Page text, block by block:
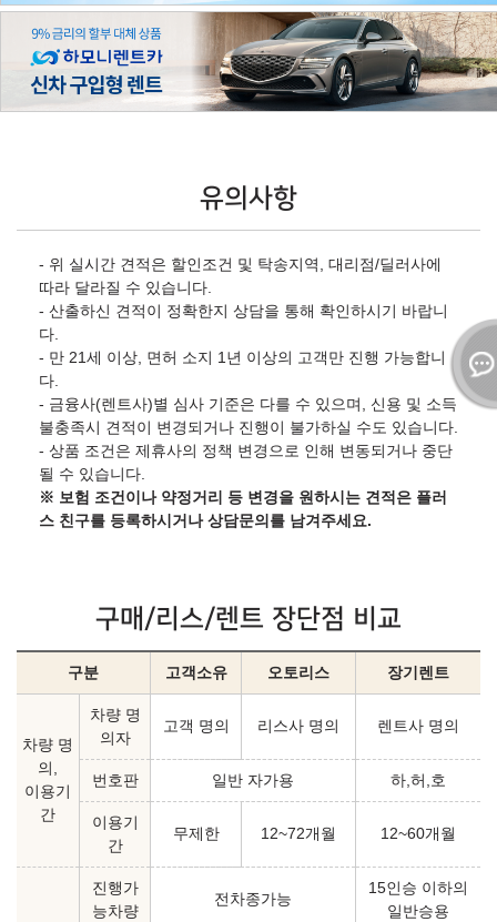
유의사항
- 위 실시간 견적은 할인조건 및 탁송지역, 대리점/딜러사에
따라 달라질 수 있습니다.
- 산출하신 견적이 정확한지 상담을 통해 확인하시기 바랍니
다.
- 만 21세 이상, 면허 소지 1년 이상의 고객만 진행 가능합니
다.
- 금융사(렌트사)별 심사 기준은 다를 수 있으며, 신용 및 소득
불충족시 견적이 변경되거나 진행이 불가하실 수도 있습니다.
- 상품 조건은 제휴사의 정책 변경으로 인해 변동되거나 중단
될 수 있습니다.
※ 보험 조건이나 약정거리 등 변경을 원하시는 견적은 플러
스 친구를 등록하시거나 상담문의를 남겨주세요.
구매/리스/렌트 장단점 비교
구분 고객소유 오토리스 장기렌트
차량 명
의,
이용기
간
차량 명
의자
고객 명의 리스사 명의 렌트사 명의
번호판 일반 자가용 하,허,호
이용기
간
무제한 12~72개월 12~60개월
진행가
능차량
전차종가능
15인승 이하의
일반승용